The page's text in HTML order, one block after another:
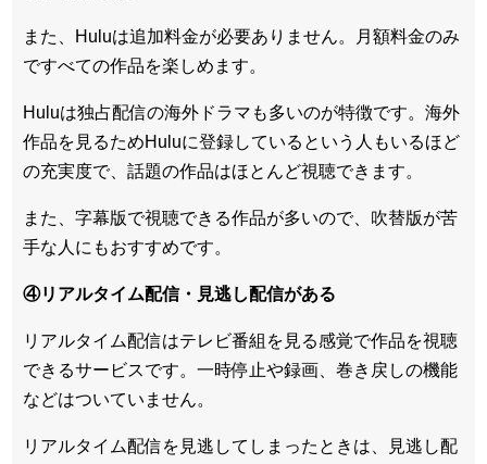
また、Huluは追加料金が必要ありません。
月額料金のみ
ですべての作品を楽しめます。
Huluは独占配信の海外ドラマも多いのが特徴です。海外
作品を見るためHuluに登録しているという人もいるほど
の充実度で、話題の作品はほとんど視聴できます。
また、 字幕版で視聴できる作品が多いので、吹替版が苦
手な人にもおすすめです。
④リアルタイム配信・見逃し配信がある
リアルタイム配信はテレビ番組を見る感覚で作品を視聴
できるサービスです。一時停止や録画、巻き戻しの機能
などはついていません。
リアルタイム配信を見逃してしまったときは、見逃し配